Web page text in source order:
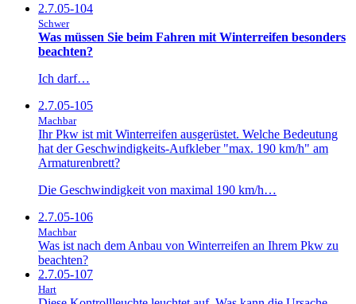
2.7.05-104
Schwer
Was müssen Sie beim Fahren mit Winterreifen besonders
beachten?
Ich darf…
2.7.05-105
Machbar
Ihr Pkw ist mit Winterreifen ausgerüstet. Welche Bedeutung
hat der Geschwindigkeits-Aufkleber "max. 190 km/h" am
Armaturenbrett?
Die Geschwindigkeit von maximal 190 km/h…
2.7.05-106
Machbar
Was ist nach dem Anbau von Winterreifen an Ihrem Pkw zu
beachten?
2.7.05-107
Hart